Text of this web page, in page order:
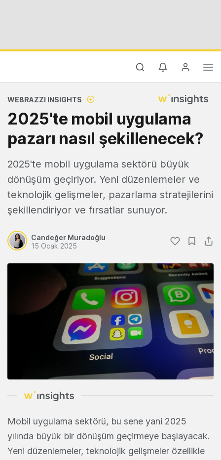
WEBRAZZI INSIGHTS
2025'te mobil uygulama
pazarı nasıl şekillenecek?
2025'te mobil uygulama sektörü büyük
dönüşüm geçiriyor. Yeni düzenlemeler ve
teknolojik gelişmeler, pazarlama stratejilerini
şekillendiriyor ve fırsatlar sunuyor.
Candeğer Muradoğlu
15 Ocak 2025
Mobil uygulama sektörü, bu sene yani 2025
yılında büyük bir dönüşüm geçirmeye başlayacak.
Yeni düzenlemeler, teknolojik gelişmeler özellikle